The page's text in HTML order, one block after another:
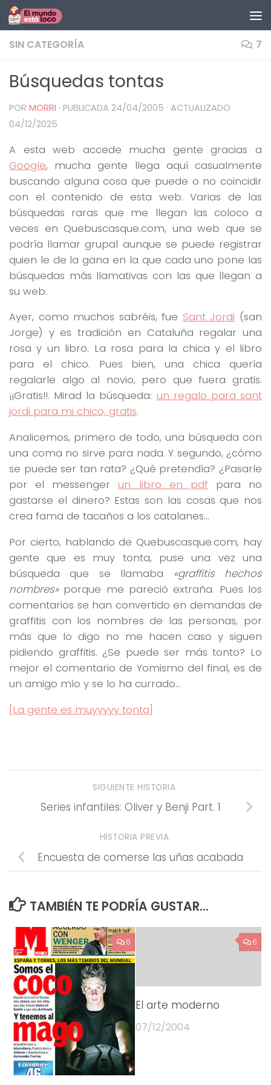
Saltar al contenido
SIN CATEGORÍA 7
Búsquedas tontas
POR MORRI · PUBLICADA 24/04/2005 · ACTUALIZADO
04/12/2025
A esta web accede mucha gente gracias a
Google, mucha gente llega aquí casualmente
buscando alguna cosa que puede o no coincidir
con el contenido de esta web. Varias de las
búsquedas raras que me llegan las coloco a
veces en Quebuscasque.com, una web que se
podría llamar grupal aunque se puede registrar
quien le de la gana en la que cada uno pone las
búsquedas más llamativas con las que llegan a
su web.
Ayer, como muchos sabréis, fue Sant Jordi (san
Jorge) y es tradición en Cataluña regalar una
rosa y un libro. La rosa para la chica y el libro
para el chico. Pues bien, una chica quería
regalarle algo al novio, pero que fuera gratis.
¡¡Gratis!!. Mirad la búsqueda: un regalo para sant
jordi para mi chico, gratis.
Analicemos, primero de todo, una búsqueda con
una coma no sirve para nada. Y segundo, ¿cómo
se puede ser tan rata? ¿Qué pretendía? ¿Pasarle
por el messengerun libro en pdf para no
gastarse el dinero? Estas son las cosas que nos
crea fama de tacaños a los catalanes…
Por cierto, hablando de Quebuscasque.com, hay
gente que es muy tonta, puse una vez una
búsqueda que se llamaba «graffitis hechos
nombres»porque me pareció extraña. Pues los
comentarios se han convertido en demandas de
graffitis con los nombres de las personas, por
más que lo digo no me hacen caso y siguen
pidiendo graffitis. ¿Se puede ser más tonto? Lo
mejor el comentario de Yomismo del final, es de
un amigo mío y se lo ha currado…
[La gente es muyyyyy tonta]
SIGUIENTE HISTORIA
Series infantiles: Oliver y Benji Part. 1
HISTORIA PREVIA
Encuesta de comerse las uñas acabada
TAMBIÉN TE PODRÍA GUSTAR...
6 6
El arte moderno
07/12/2004